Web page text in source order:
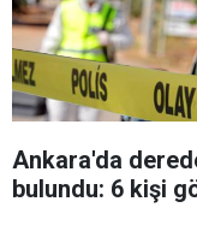
Ankara'da
bulundu: 6 kişi